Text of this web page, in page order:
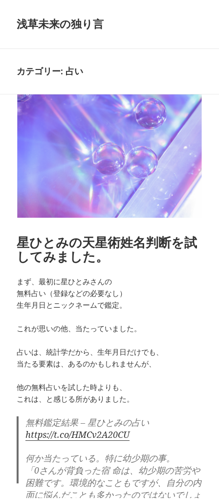
浅草未来の独り言
カテゴリー: 占い
星ひとみの天星術姓名判断を試
してみました。
まず、最初に星ひとみさんの
無料占い（登録などの必要なし）
生年月日とニックネームで鑑定。
これが思いの他、当たっていました。
占いは、統計学だから、生年月日だけでも、
当たる要素は、あるのかもしれませんが、
他の無料占いを試した時よりも、
これは、と感じる所がありました。
無料鑑定結果 – 星ひとみの占い
https://t.co/HMCv2A20CU
何か当たっている。特に幼少期の事。
「0さんが背負った宿 命は、幼少期の苦労や
困難です。環境的なこともですが、自分の内
面に悩んだことも多かったのではないでしょ